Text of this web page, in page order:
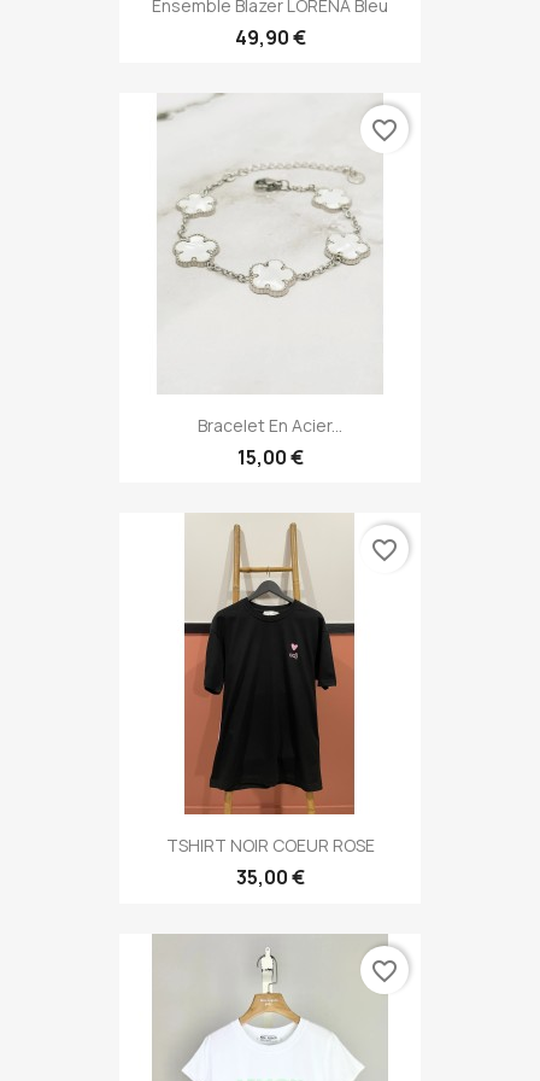
Ensemble Blazer LORENA Bleu
49,90 €
Bracelet En Acier...
15,00 €
favorite_border
TSHIRT NOIR COEUR ROSE
35,00 €
favorite_border
favorite_border